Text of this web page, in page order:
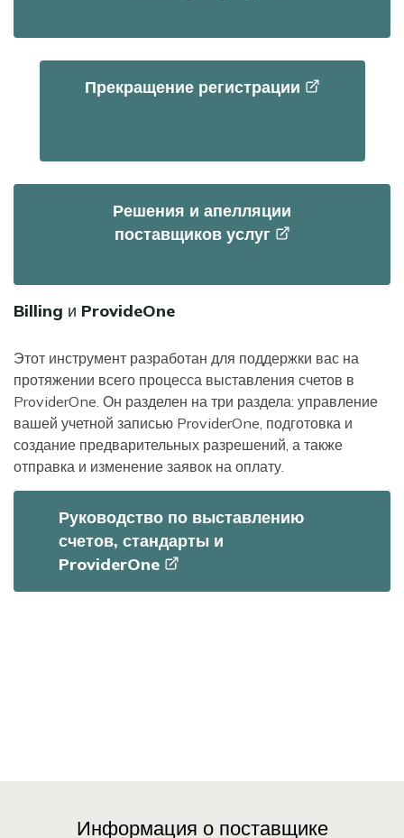
Прекращение регистрации
Решения и апелляции
поставщиков услуг
Billing и ProvideOne
Этот инструмент разработан для поддержки вас на
протяжении всего процесса выставления счетов в
ProviderOne. Он разделен на три раздела: управление
вашей учетной записью ProviderOne, подготовка и
создание предварительных разрешений, а также
отправка и изменение заявок на оплату.
Руководство по выставлению
счетов, стандарты и
ProviderOne
Информация о поставщике